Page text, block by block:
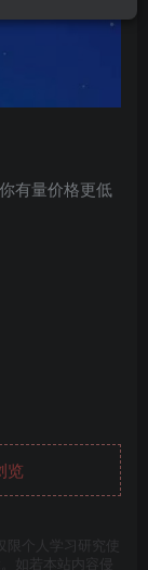
有量价格更低
览
个人学习研究使
如若本站内容侵